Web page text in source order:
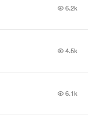
6.2k
4.5k
6.1k